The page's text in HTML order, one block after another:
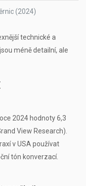
(2024)
technické a
méně detailní, ale
2024 hodnoty 6,3
View Research).
v USA používat
tón konverzací.